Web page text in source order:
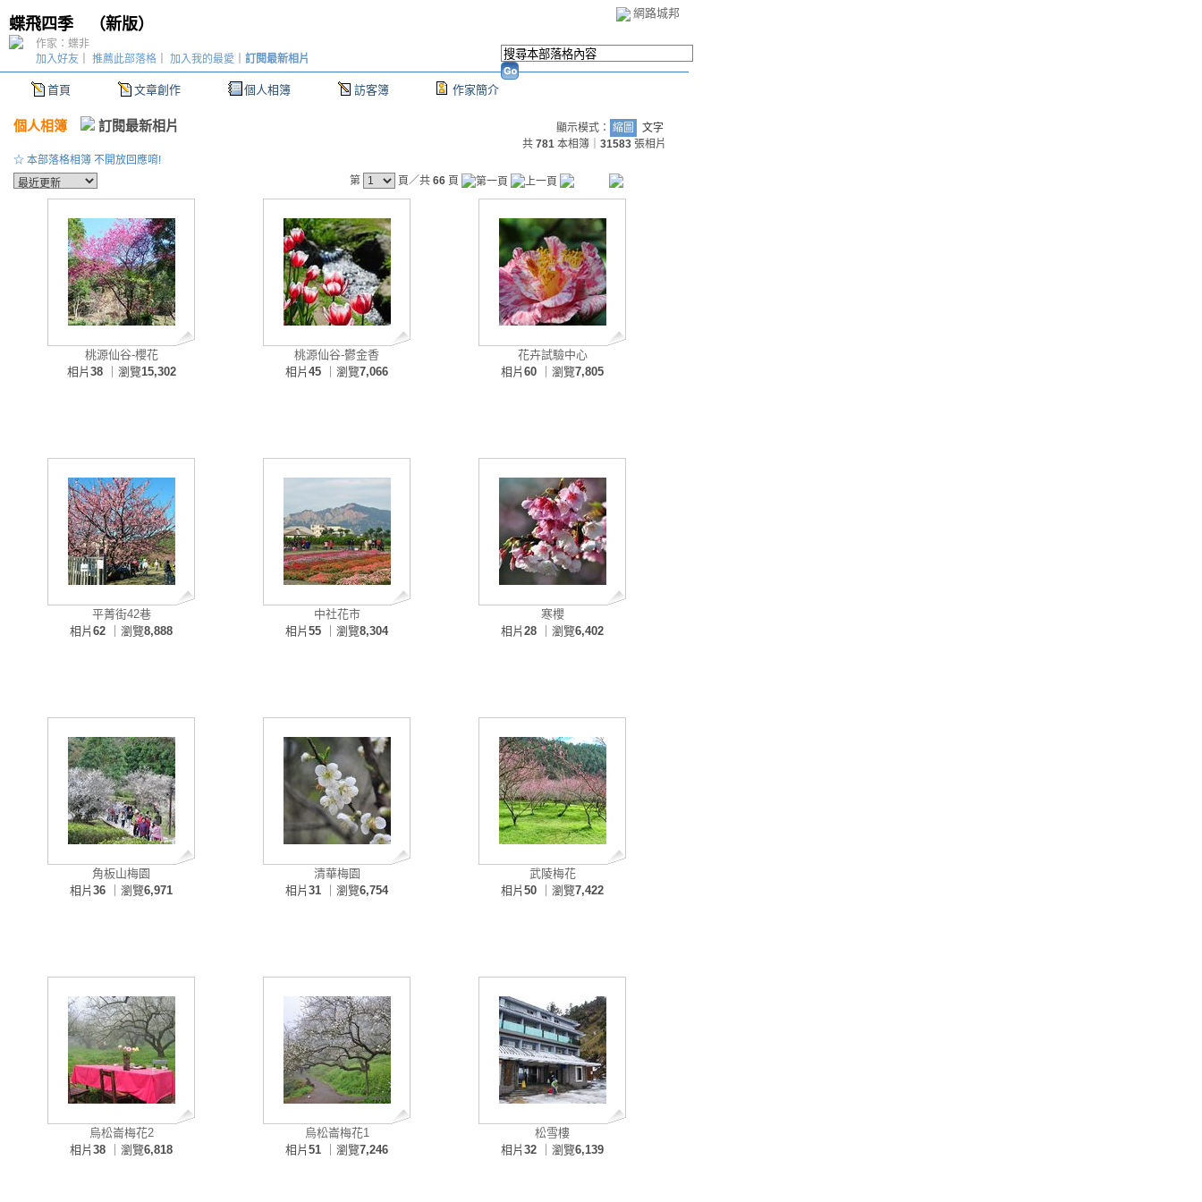
網路城邦
蝶飛四季 （新版）
首頁 文章創作 個人相簿 訪客簿 作家簡介
加入好友 推薦此部落格 加入我的最愛 訂閱最新相片
作家：蝶非
個人相簿 訂閱最新相片 顯示模式： 縮圖
文字
共 781 本相簿｜ 31583 張相片
☆ 本部落格相簿 不開放回應唷!
第
頁／共 66 頁
桃源仙谷-櫻花
相片 38｜瀏覽15,302
桃源仙谷-鬱金香
相片 45 ｜瀏覽7,066
花卉試驗中心
相片 60 ｜瀏覽7,805
平菁街42巷
相片 62 ｜瀏覽8,888
中社花市
相片 55 ｜瀏覽8,304
寒櫻
相片 28 ｜瀏覽6,402
角板山梅園
相片 36 ｜瀏覽6,971
清華梅園
相片 31 ｜瀏覽6,754
武陵梅花
相片 50 ｜瀏覽7,422
烏松崙梅花2
相片 38 ｜瀏覽6,818
烏松崙梅花1
相片 51 ｜瀏覽7,246
松雪樓
相片 32 ｜瀏覽6,139